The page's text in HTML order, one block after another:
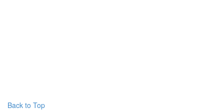
Back to Top